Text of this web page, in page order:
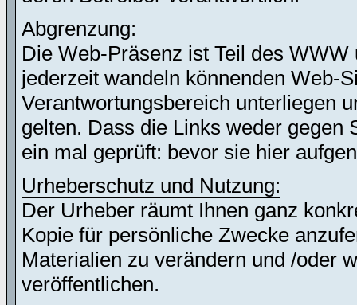
Abgrenzung:
Die Web-Präsenz ist Teil des
jederzeit wandeln könnenden Web-
Verantwortungsbereich unterliegen
gelten. Dass die Links weder gegen
ein mal geprüft: bevor sie hier
Urheberschutz und Nutzung:
Der Urheber räumt Ihnen ganz
Kopie für persönliche Zwecke
Materialien zu verändern und /oder
veröffentlichen.